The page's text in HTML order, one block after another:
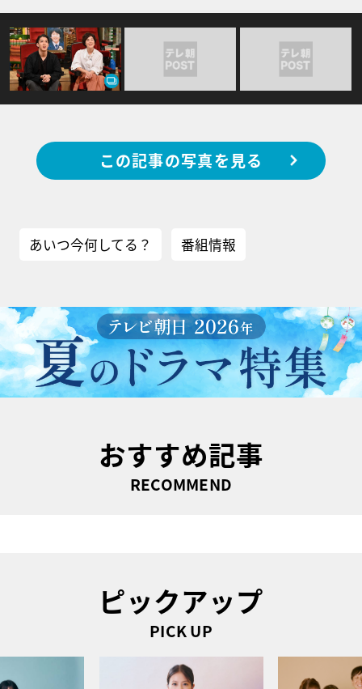
この記事の写真を見る
あいつ今何してる？ 番組情報
おすすめ記事
RECOMMEND
ピックアップ
PICK UP